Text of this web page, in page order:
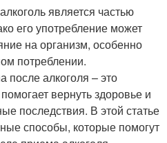
является частью
его употребление может
на организм, особенно
потреблении.
после алкоголя – это
вернуть здоровье и
последствия. В этой статье
способы, которые помогут